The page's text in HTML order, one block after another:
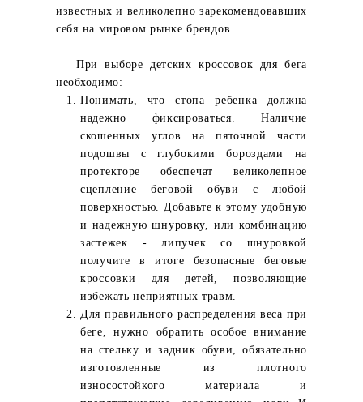
известных и великолепно зарекомендовавших
себя на мировом рынке брендов.
При выборе детских кроссовок для бега
необходимо:
Понимать, что стопа ребенка должна
надежно фиксироваться. Наличие
скошенных углов на пяточной части
подошвы с глубокими бороздами на
протекторе обеспечат великолепное
сцепление беговой обуви с любой
поверхностью. Добавьте к этому удобную
и надежную шнуровку, или комбинацию
застежек - липучек со шнуровкой
получите в итоге безопасные беговые
кроссовки для детей, позволяющие
избежать неприятных травм.
Для правильного распределения веса при
беге, нужно обратить особое внимание
на стельку и задник обуви, обязательно
изготовленные из плотного
износостойкого материала и